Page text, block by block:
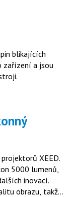
blikajících
zařízení a jsou
XEED.
5000 lumenů,
inovací.
obrazu, takže